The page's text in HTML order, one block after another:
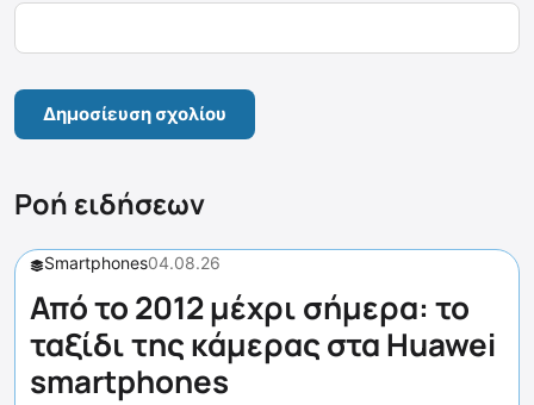
Ροή ειδήσεων
Smartphones04.08.26
Από το 2012 μέχρι σήμερα: το
ταξίδι της κάμερας στα Huawei
smartphones